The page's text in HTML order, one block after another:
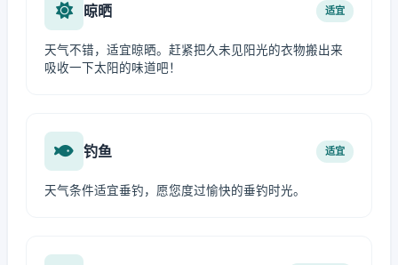
晾晒 适宜
天气不错，适宜晾晒。赶紧把久未见阳光的衣物搬出来
吸收一下太阳的味道吧！
钓鱼 适宜
天气条件适宜垂钓，愿您度过愉快的垂钓时光。